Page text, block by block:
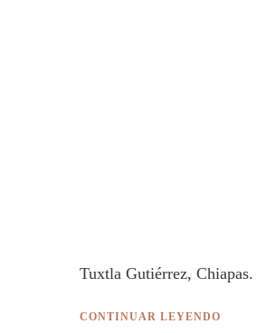
Tuxtla Gutiérrez,
CONTINUAR LEYENDO